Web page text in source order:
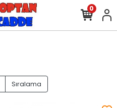
0
Sıralama